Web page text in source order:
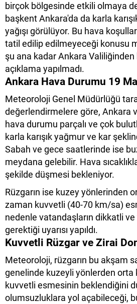
birçok bölgesinde etkili olmaya
başkent Ankara'da da karla
yağışı görülüyor. Bu hava
tatil edilip edilmeyeceği konusu
şu ana kadar Ankara
açıklama yapılmadı.
Ankara Hava Durumu 19
Meteoroloji Genel Müdürlüğü
değerlendirmelere göre, Ankara
hava durumu parçalı ve çok
karla karışık yağmur ve kar
Sabah ve gece saatlerinde ise
meydana gelebilir. Hava
şekilde düşmesi bekleniyor.
Rüzgarın ise kuzey yönlerinden
zaman kuvvetli (40-70 km/sa)
nedenle vatandaşların dikkatli
gerektiği uyarısı yapıldı.
Kuvvetli Rüzgar ve Zirai
Meteoroloji, rüzgarın bu akşam
genelinde kuzeyli yönlerden orta
kuvvetli esmesinin beklendiğini
olumsuzluklara yol açabileceği,